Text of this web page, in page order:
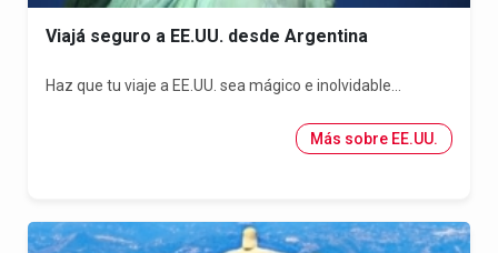
Viajá seguro a EE.UU. desde Argentina
Haz que tu viaje a EE.UU. sea mágico e inolvidable...
Más sobre EE.UU.